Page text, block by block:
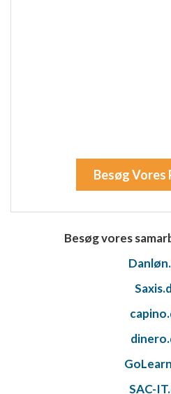
Besøg Vores
Besøg vores
SAC-